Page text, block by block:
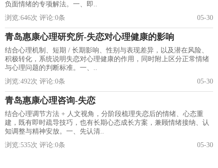
负面情绪的专项解法。一、即..
浏览:646次 评论:0条 05-30
青岛惠康心理研究所-失恋对心理健康的影响
结合心理机制、短期 / 长期影响、性别与表现差异，以及潜在风险、
积极转化，系统说明失恋对心理健康的作用，同时附上区分正常情绪
与心理问题的判断标准。一、..
浏览:492次 评论:0条 05-30
青岛惠康心理咨询-失恋
结合心理调节方法 + 人文视角，分阶段梳理失恋后的情绪、心态重
建，既有即时疏导技巧，也有长期心态成长方案，兼顾情绪接纳、认
知调整与精神安放。一、先认清..
浏览:535次 评论:0条 05-30